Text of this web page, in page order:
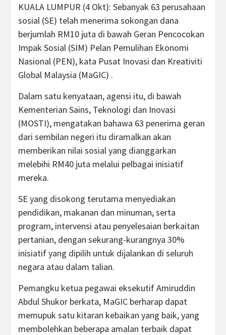
KUALA LUMPUR (4 Okt): Sebanyak 63 perusahaan
sosial (SE) telah menerima sokongan dana
berjumlah RM10 juta di bawah Geran Pencocokan
Impak Sosial (SIM) Pelan Pemulihan Ekonomi
Nasional (PEN), kata Pusat Inovasi dan Kreativiti
Global Malaysia (MaGIC) .
Dalam satu kenyataan, agensi itu, di bawah
Kementerian Sains, Teknologi dan Inovasi
(MOSTI), mengatakan bahawa 63 penerima geran
dari sembilan negeri itu diramalkan akan
memberikan nilai sosial yang dianggarkan
melebihi RM40 juta melalui pelbagai inisiatif
mereka.
SE yang disokong terutama menyediakan
pendidikan, makanan dan minuman, serta
program, intervensi atau penyelesaian berkaitan
pertanian, dengan sekurang-kurangnya 30%
inisiatif yang dipilih untuk dijalankan di seluruh
negara atau dalam talian.
Pemangku ketua pegawai eksekutif Amiruddin
Abdul Shukor berkata, MaGIC berharap dapat
memupuk satu kitaran kebaikan yang baik, yang
membolehkan beberapa amalan terbaik dapat